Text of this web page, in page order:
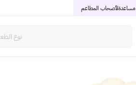
لأصحاب المطاعممساعدة